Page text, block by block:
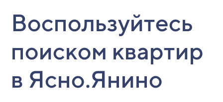
Воспользуйтесь
поиском квартир
в Ясно.Янино